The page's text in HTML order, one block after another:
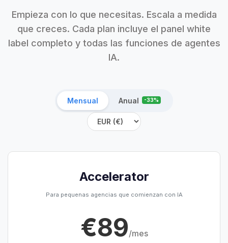
Empieza con lo que necesitas. Escala a medida
que creces. Cada plan incluye el panel white
label completo y todas las funciones de agentes
IA.
Mensual Anual -33%
Accelerator
Para pequenas agencias que comienzan con IA
€89/mes